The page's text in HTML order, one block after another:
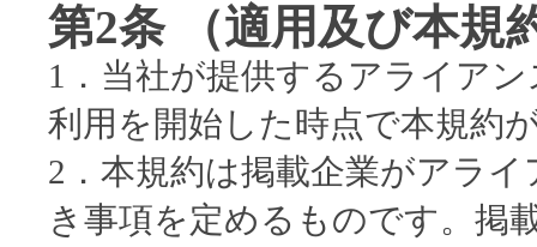
第2条 （適用及び本規
1．当社が提供するアライア
利用を開始した時点で本規約
2．本規約は掲載企業がアラ
き事項を定めるものです。掲